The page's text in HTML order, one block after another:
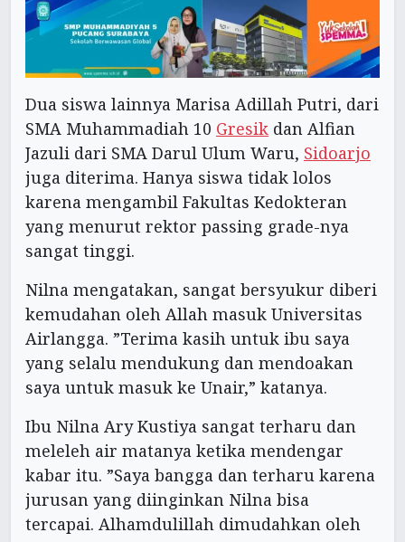
Dua siswa lainnya Marisa Adillah Putri, dari
SMA Muhammadiah 10 Gresik dan Alfian
Jazuli dari SMA Darul Ulum Waru, Sidoarjo
juga diterima. Hanya siswa tidak lolos
karena mengambil Fakultas Kedokteran
yang menurut rektor passing grade-nya
sangat tinggi.
Nilna mengatakan, sangat bersyukur diberi
kemudahan oleh Allah masuk Universitas
Airlangga. ”Terima kasih untuk ibu saya
yang selalu mendukung dan mendoakan
saya untuk masuk ke Unair,” katanya.
Ibu Nilna Ary Kustiya sangat terharu dan
meleleh air matanya ketika mendengar
kabar itu. ”Saya bangga dan terharu karena
jurusan yang diinginkan Nilna bisa
tercapai. Alhamdulillah dimudahkan oleh